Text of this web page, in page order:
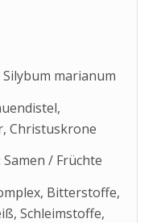
marianum
Christuskrone
/ Früchte
Bitterstoffe,
Schleimstoffe,